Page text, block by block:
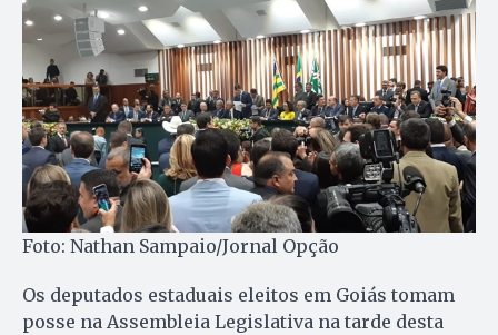
Foto: Nathan Sampaio/Jornal Opção
Os deputados estaduais eleitos em Goiás tomam
posse na Assembleia Legislativa na tarde desta